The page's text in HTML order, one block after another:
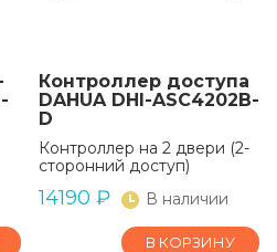
Контроллер доступа
DAHUA DHI-ASC4202B-
D
Контроллер на 2 двери (2-
сторонний доступ)
14190 ₽ В наличии
В КОРЗИНУ